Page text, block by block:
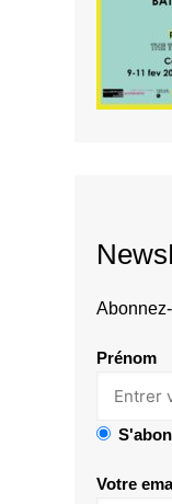
Prénom
Votre